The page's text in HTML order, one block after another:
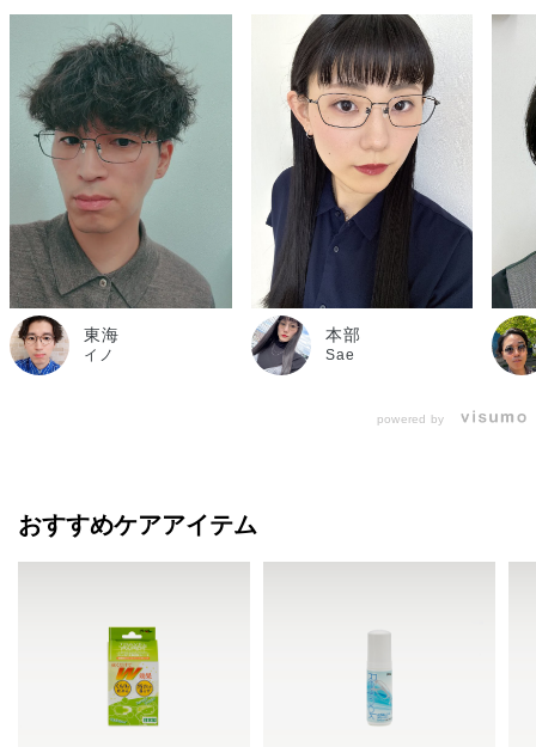
東海
イノ
本部
Sae
powered by
おすすめケアアイテム